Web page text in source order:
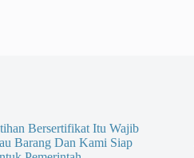
Bersertifikat Itu Wajib
Barang Dan Kami Siap